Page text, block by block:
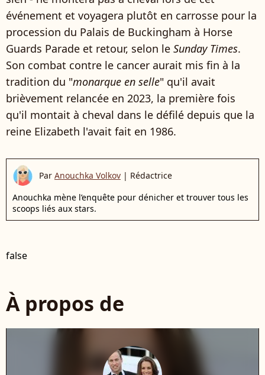
événement et voyagera plutôt en carrosse pour la
procession du Palais de Buckingham à Horse
Guards Parade et retour, selon le Sunday Times.
Son combat contre le cancer aurait mis fin à la
tradition du "monarque en selle" qu'il avait
brièvement relancée en 2023, la première fois
qu'il montait à cheval dans le défilé depuis que la
reine Elizabeth l'avait fait en 1986.
Par Anouchka Volkov | Rédactrice
Anouchka mène l’enquête pour dénicher et trouver tous les
scoops liés aux stars.
false
À propos de